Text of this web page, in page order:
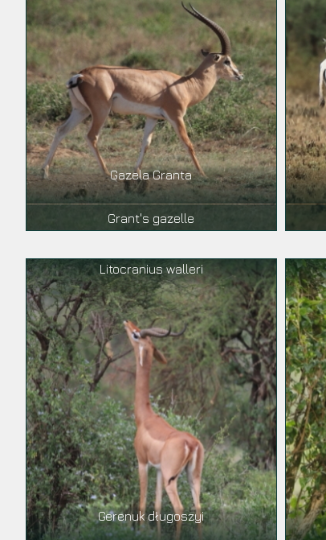
Gazela Granta
Grant's gazelle
Litocranius walleri
Gerenuk długoszyi